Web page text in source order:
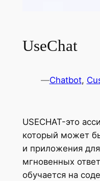
UseChat
—Chatbot,
USECHAT-это
который может
и приложения
мгновенных
обучается на